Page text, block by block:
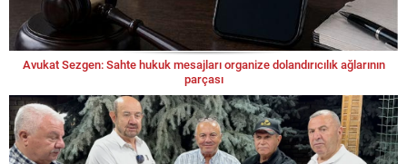
Avukat Sezgen: Sahte hukuk mesajları organize dolandırıcılık ağlarının
parçası